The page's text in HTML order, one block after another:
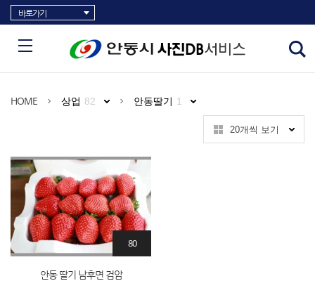
바로가기
HOME 상업 82 안동딸기 1
20개씩 보기
안동 딸기 남후면 검암
80